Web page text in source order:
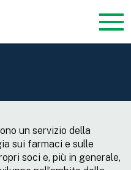
un servizio della
sui farmaci e sulle
soci e, più in generale,